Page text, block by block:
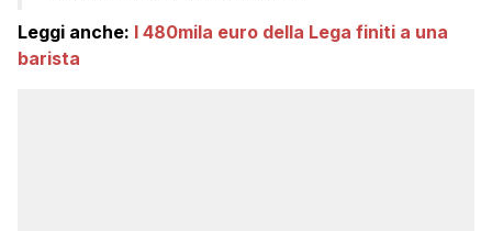
Leggi anche: I 480mila euro della Lega finiti a una
barista